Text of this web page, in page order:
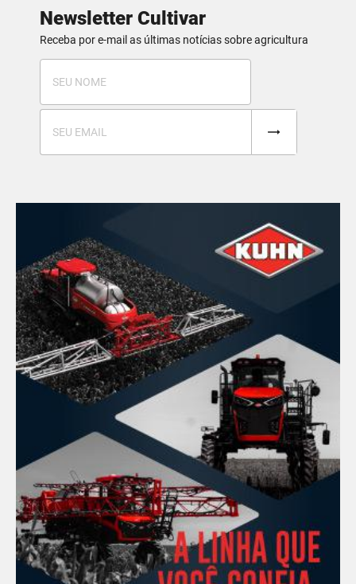
Newsletter Cultivar
Receba por e-mail as últimas notícias sobre agricultura